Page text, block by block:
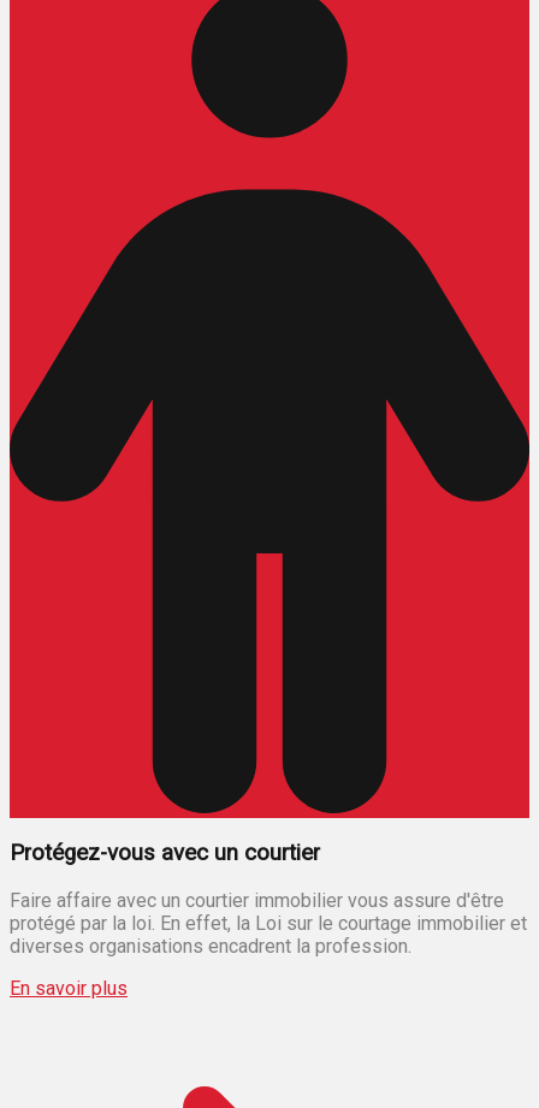
Protégez-vous avec un courtier
Faire affaire avec un courtier immobilier vous assure d'être
protégé par la loi. En effet, la Loi sur le courtage immobilier et
diverses organisations encadrent la profession.
En savoir plus